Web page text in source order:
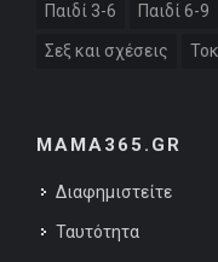
Παιδί 3-6 Παιδί 6-9
Σεξ και σχέσεις
MAMA365.GR
Διαφημιστείτε
Ταυτότητα